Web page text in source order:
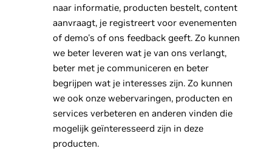
naar informatie, producten bestelt, content
aanvraagt, je registreert voor evenementen
of demo's of ons feedback geeft. Zo kunnen
we beter leveren wat je van ons verlangt,
beter met je communiceren en beter
begrijpen wat je interesses zijn. Zo kunnen
we ook onze webervaringen, producten en
services verbeteren en anderen vinden die
mogelijk geïnteresseerd zijn in deze
producten.